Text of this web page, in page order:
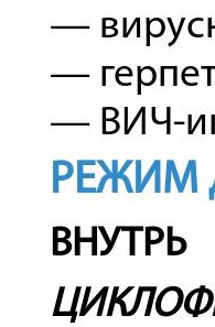
—
—
— ВИЧ-
РЕЖИМ
ВНУТРЬ